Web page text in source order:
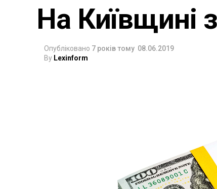
На Київщині
Опубліковано 7 років тому 08.06.2019
By Lexinform